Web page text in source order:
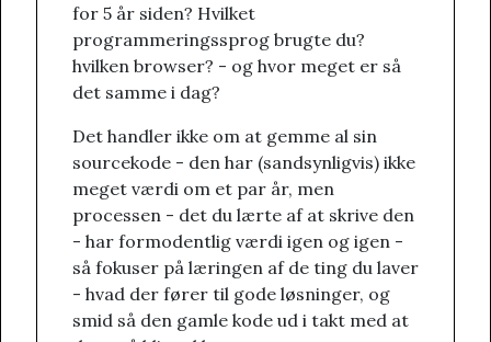
for 5 år siden? Hvilket
programmeringssprog brugte du?
hvilken browser? - og hvor meget er så
det samme i dag?
Det handler ikke om at gemme al sin
sourcekode - den har (sandsynligvis) ikke
meget værdi om et par år, men
processen - det du lærte af at skrive den
- har formodentlig værdi igen og igen -
så fokuser på læringen af de ting du laver
- hvad der fører til gode løsninger, og
smid så den gamle kode ud i takt med at